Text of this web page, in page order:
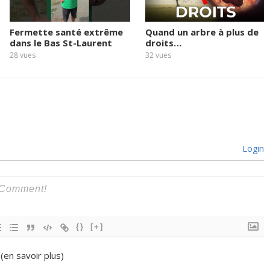
Fermette santé extrême
dans le Bas St-Laurent
28vues
Quand un arbre à plus de
droits…
32vues
Login
{} [+]
(en savoir plus)